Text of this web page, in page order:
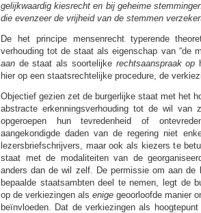
gelijkwaardig kiesrecht en bij geheime
die evenzeer de vrijheid van de stemmen
De het principe mensenrecht typerende
verhouding tot de staat als eigenschap van “de
aan de staat als soortelijke rechtsaanspraak op
hier op een staatsrechtelijke procedure, de
Objectief gezien zet de burgerlijke staat met het
abstracte erkenningsverhouding tot de wil van
opgeroepen hun tevredenheid of
aangekondigde daden van de regering niet
lezersbriefschrijvers, maar ook als kiezers te
staat met de modaliteiten van de
anders dan de wil zelf. De permissie om aan de
bepaalde staatsambten deel te nemen, legt de
op de verkiezingen als enige geoorloofde manier
beïnvloeden. Dat de verkiezingen als